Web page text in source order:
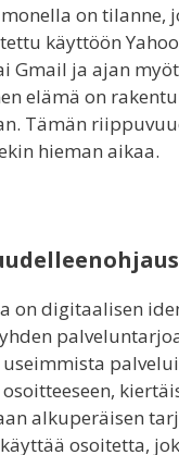
on tilanne,
käyttöön
Gmail ja ajan
elämä on
Tämän
hieman aikaa.
on digitaalisen
alkuperäisen
osoitetta,